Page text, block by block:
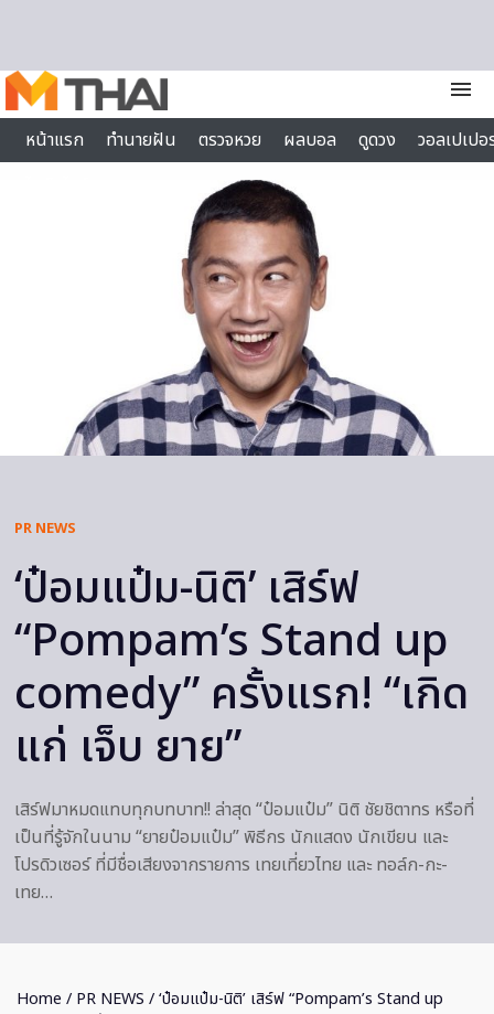
menu
หน้าแรก
ทำนายฝัน ตรวจหวย ผลบอล ดูดวง
วอลเปเป
PR NEWS
‘ป๋อมแป๋ม-นิติ’ เสิร์ฟ
“Pompam’s Stand up
comedy” ครั้งแรก! “เกิด
แก่ เจ็บ ยาย”
เสิร์ฟมาหมดแทบทุกบทบาท!! ล่าสุด “ป๋อมแป๋ม” นิติ ชัยชิตาทร หรือที่
เป็นที่รู้จักในนาม “ยายป๋อมแป๋ม” พิธีกร นักแสดง นักเขียน และ
โปรดิวเซอร์ ที่มีชื่อเสียงจากรายการ เทยเที่ยวไทย และ ทอล์ก-กะ-
เทย…
Home / PR NEWS / ‘ป๋อมแป๋ม-นิติ’ เสิร์ฟ “Pompam’s Stand up